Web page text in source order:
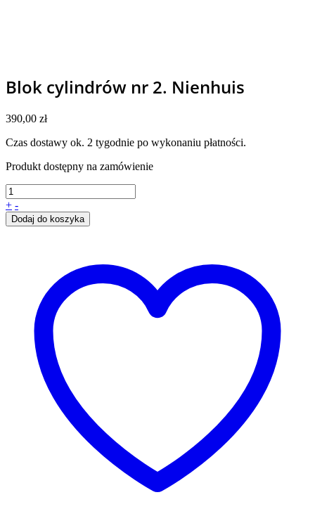
Blok cylindrów nr 2. Nienhuis
390,00 zł
Czas dostawy ok. 2 tygodnie po wykonaniu płatności.
Produkt dostępny na zamówienie
+ -
Dodaj do koszyka